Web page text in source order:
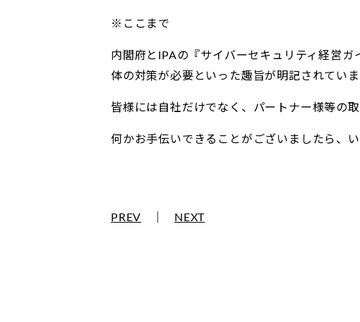
※ここまで
内閣府とIPAの『サイバーセキュリティ経営
体の対策が必要といった趣旨が明記されていま
皆様には自社だけでなく、パートナー様等の
何かお手伝いできることがございましたら、
PREV NEXT